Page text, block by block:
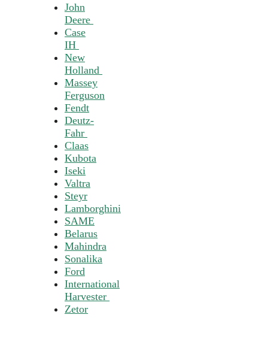
John
Deere
Case
IH
New
Holland
Massey
Ferguson
Fendt
Deutz-
Fahr
Claas
Kubota
Iseki
Valtra
Steyr
Lamborghini
SAME
Belarus
Mahindra
Sonalika
Ford
International
Harvester
Zetor